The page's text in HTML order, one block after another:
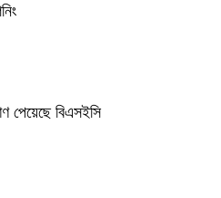
পেয়েছে বিএসইসি